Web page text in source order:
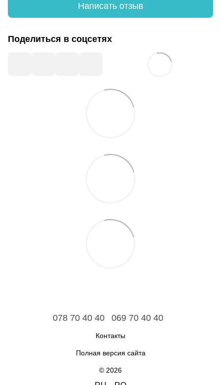
Написать отзыв
Поделиться в соцсетях
078 70 40 40 069 70 40 40
Контакты
Полная версия сайта
© 2026